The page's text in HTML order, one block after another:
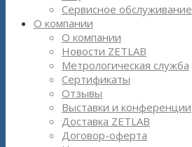
Сервисное обслуживание
О компании
О компании
Новости ZETLAB
Метрологическая служба
Сертификаты
Отзывы
Выставки и конференции
Доставка ZETLAB
Договор-оферта